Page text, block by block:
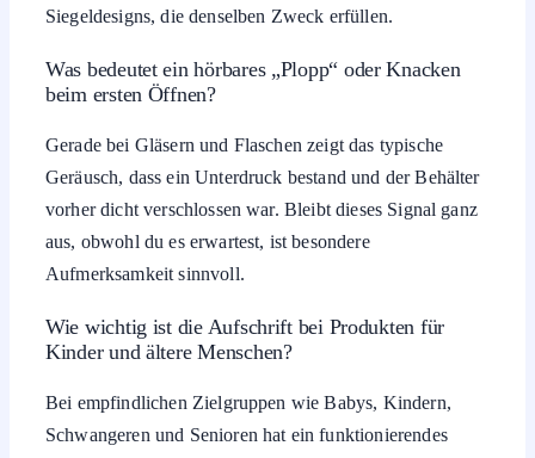
Siegeldesigns, die denselben Zweck erfüllen.
Was bedeutet ein hörbares „Plopp“ oder Knacken
beim ersten Öffnen?
Gerade bei Gläsern und Flaschen zeigt das typische
Geräusch, dass ein Unterdruck bestand und der Behälter
vorher dicht verschlossen war. Bleibt dieses Signal ganz
aus, obwohl du es erwartest, ist besondere
Aufmerksamkeit sinnvoll.
Wie wichtig ist die Aufschrift bei Produkten für
Kinder und ältere Menschen?
Bei empfindlichen Zielgruppen wie Babys, Kindern,
Schwangeren und Senioren hat ein funktionierendes